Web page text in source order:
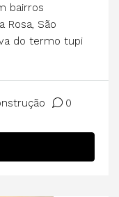
bairros
Rosa, São
do termo tupi
0